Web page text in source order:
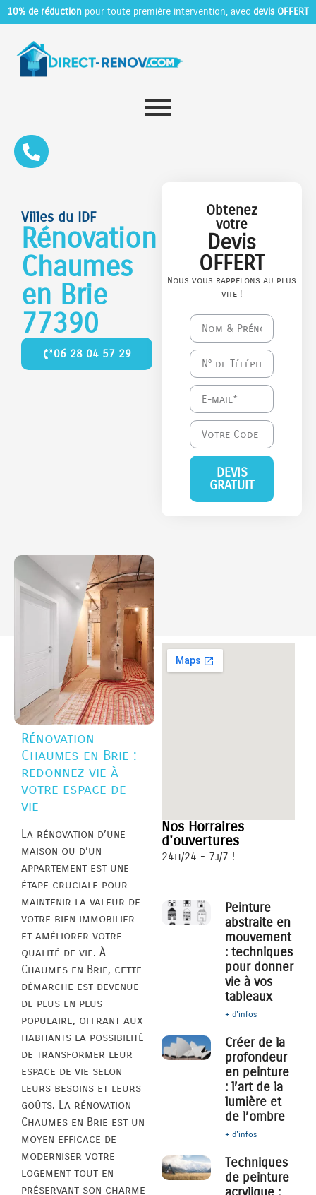
10% de réduction pour toute première intervention, avec devis OFFERT
Villes du IDF
Rénovation
Chaumes
en Brie
77390
06 28 04 57 29
Obtenez
votre
Devis
OFFERT
Nous vous rappelons au plus
vite !
DEVIS
GRATUIT
Rénovation
Chaumes en Brie :
redonnez vie à
votre espace de
vie
La rénovation d’une
maison ou d’un
appartement est une
étape cruciale pour
maintenir la valeur de
votre bien immobilier
et améliorer votre
qualité de vie. À
Chaumes en Brie, cette
démarche est devenue
de plus en plus
populaire, offrant aux
habitants la possibilité
de transformer leur
espace de vie selon
leurs besoins et leurs
goûts. La rénovation
Chaumes en Brie est un
moyen efficace de
moderniser votre
logement tout en
préservant son charme
Nos Horraires
d'ouvertures
24h/24 - 7j/7 !
Peinture
abstraite en
mouvement
: techniques
pour donner
vie à vos
tableaux
+ d'infos
Créer de la
profondeur
en peinture
: l’art de la
lumière et
de l’ombre
+ d'infos
Techniques
de peinture